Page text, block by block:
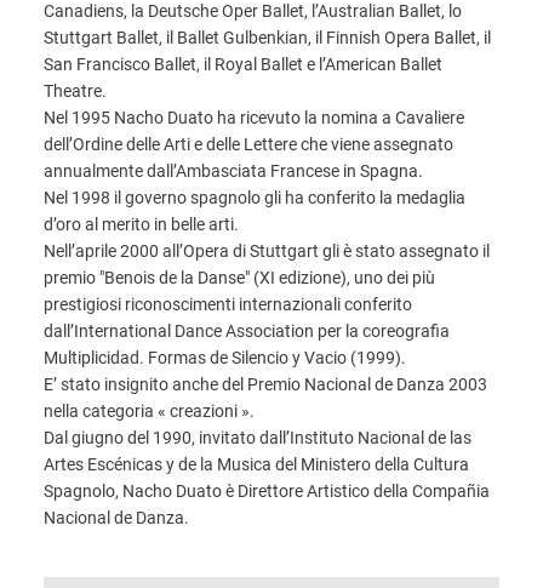
Canadiens, la Deutsche Oper Ballet, l’Australian Ballet, lo
Stuttgart Ballet, il Ballet Gulbenkian, il Finnish Opera Ballet, il
San Francisco Ballet, il Royal Ballet e l’American Ballet
Theatre.
Nel 1995 Nacho Duato ha ricevuto la nomina a Cavaliere
dell’Ordine delle Arti e delle Lettere che viene assegnato
annualmente dall’Ambasciata Francese in Spagna.
Nel 1998 il governo spagnolo gli ha conferito la medaglia
d’oro al merito in belle arti.
Nell’aprile 2000 all’Opera di Stuttgart gli è stato assegnato il
premio "Benois de la Danse" (XI edizione), uno dei più
prestigiosi riconoscimenti internazionali conferito
dall’International Dance Association per la coreografia
Multiplicidad. Formas de Silencio y Vacio (1999).
E’ stato insignito anche del Premio Nacional de Danza 2003
nella categoria « creazioni ».
Dal giugno del 1990, invitato dall’Instituto Nacional de las
Artes Escénicas y de la Musica del Ministero della Cultura
Spagnolo, Nacho Duato è Direttore Artistico della Compañia
Nacional de Danza.